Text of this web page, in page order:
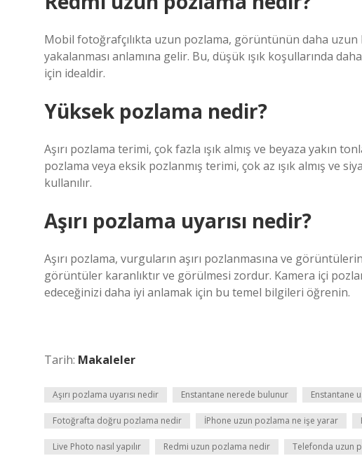
Mobil fotoğrafçılıkta uzun pozlama, görüntünün daha uzun
yakalanması anlamına gelir. Bu, düşük ışık koşullarında
için idealdir.
Yüksek pozlama nedir?
Aşırı pozlama terimi, çok fazla ışık almış ve beyaza yakın
pozlama veya eksik pozlanmış terimi, çok az ışık almış ve
kullanılır.
Aşırı pozlama uyarısı nedir?
Aşırı pozlama, vurguların aşırı pozlanmasına ve
görüntüler karanlıktır ve görülmesi zordur. Kamera içi
edeceğinizi daha iyi anlamak için bu temel bilgileri öğrenin.
Tarih: Makaleler
Aşırı pozlama uyarısı nedir Enstantane nerede bulunur Enstantane
Fotoğrafta doğru pozlama nedir İPhone uzun pozlama ne işe yarar
Live Photo nasıl yapılır Redmi uzun pozlama nedir Telefonda uzun